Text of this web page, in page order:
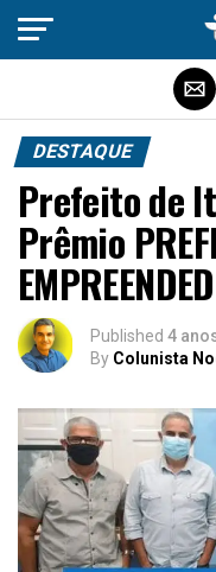
DESTAQUE
Prefeito de
Prêmio
Published 4
By Colunista